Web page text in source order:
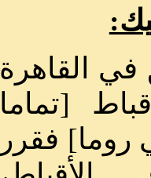
القاهرة
[تماما
روما] فقرر